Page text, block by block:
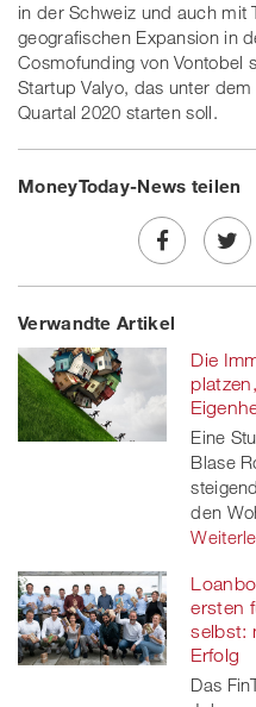
in der Schweiz und auch mit
geografischen Expansion in
Cosmofunding von Vontobel
Startup Valyo, das unter
Quartal 2020 starten soll.
MoneyToday-News teilen
Share
on
Facebook
Twe
on
twitt
er
Verwandte Artikel
Die
Eine
Blase
den
ersten
selbst:
Erfolg
Das